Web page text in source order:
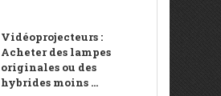
Vidéoprojecteurs :
Acheter des lampes
originales ou des
hybrides moins ...